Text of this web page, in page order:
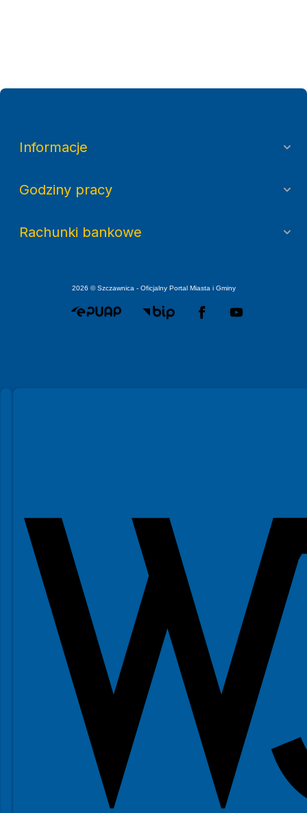
Informacje
Godziny pracy
Rachunki bankowe
2026 © Szczawnica - Oficjalny Portal Miasta i Gminy